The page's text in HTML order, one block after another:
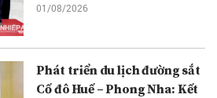
01/08/2026
Phát triển du lịch đường sắt
Cố đô Huế – Phong Nha: Kết